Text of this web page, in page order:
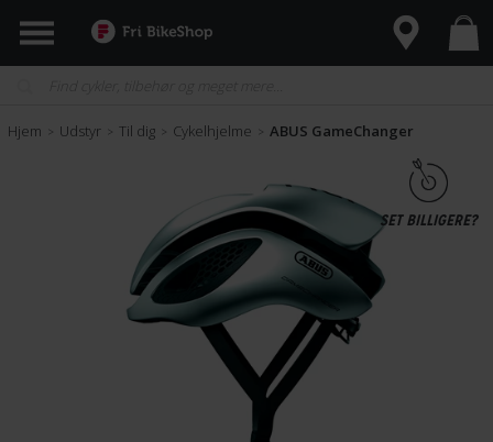
Hjem > Udstyr > Til dig > Cykelhjelme > ABUS GameChanger
SET BILLIGERE?